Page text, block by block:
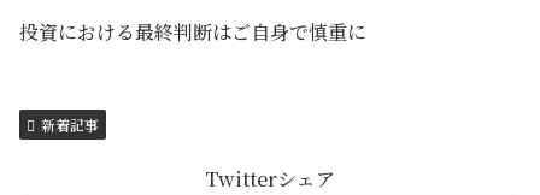
投資における最終判断はご自身で慎重に
新着記事
Twitterシェア